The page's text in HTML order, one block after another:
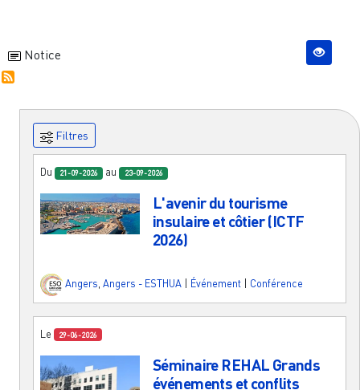
Notice
Filtres
Du 21-09-2026 au 23-09-2026
L'avenir du tourisme
insulaire et côtier (ICTF
2026)
Angers Angers - ESTHUA Événement Conférence
Le 29-06-2026
Séminaire REHAL Grands
événements et conflits